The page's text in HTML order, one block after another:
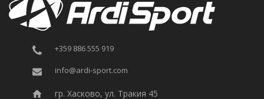
+359 886 555 919
info@ardi-sport.com
гр. Хасково, ул. Тракия 45